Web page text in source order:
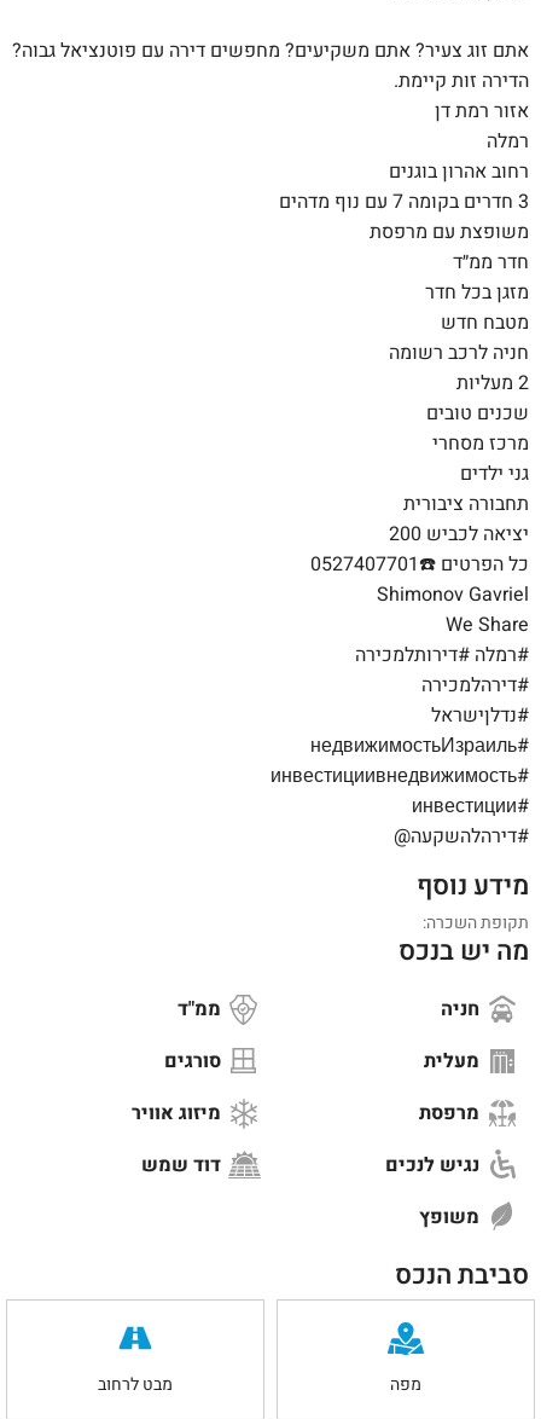
אתם זוג צעיר? אתם משקיעים? מחפשים דירה עם פוטנציאל גבוה?
הדירה זות קיימת.
אזור רמת דן
רמלה
רחוב אהרון בוגנים
3 חדרים בקומה 7 עם נוף מדהים
משופצת עם מרפסת
חדר ממ״ד
מזגן בכל חדר
מטבח חדש
חניה לרכב רשומה
2 מעליות
שכנים טובים
מרכז מסחרי
גני ילדים
תחבורה ציבורית
יציאה לכביש 200
כל הפרטים ☎️0527407701
Shimonov Gavriel
We Share
#רמלה #דירותלמכירה
#דירהלמכירה
#נדלןישראל
#недвижимостьИзраиль
#инвестициивнедвижимость
#инвестиции
#דירהלהשקעה@
מידע נוסף
תקופת השכרה:
מה יש בנכס
חניה
ממ"ד
מעלית
סורגים
מרפסת
מיזוג אוויר
נגיש לנכים
דוד שמש
משופץ
סביבת הנכס
מפה מבט לרחוב